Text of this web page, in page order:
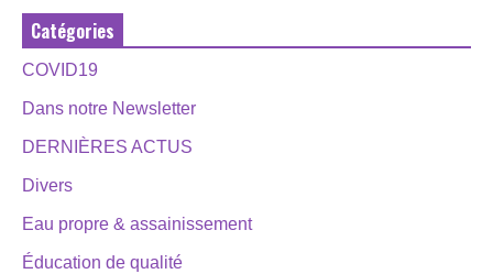
Catégories
COVID19
Dans notre Newsletter
DERNIÈRES ACTUS
Divers
Eau propre & assainissement
Éducation de qualité